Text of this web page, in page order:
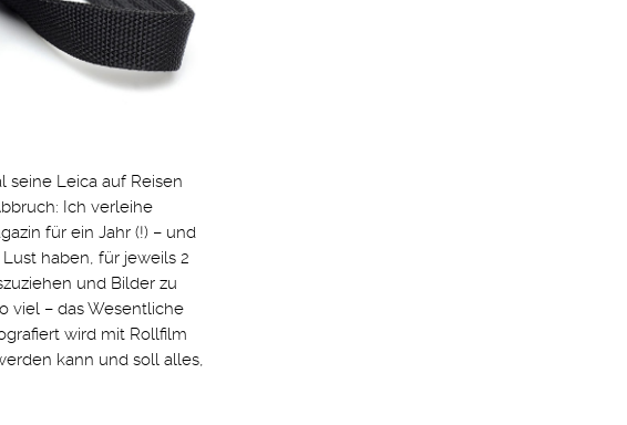
seine Leica auf Reisen
Ich verleihe
für ein Jahr (!) – und
haben, für jeweils 2
und Bilder zu
viel – das Wesentliche
wird mit Rollfilm
kann und soll alles,